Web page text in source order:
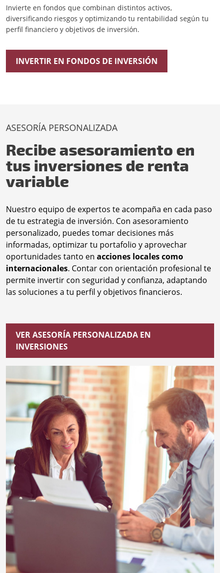
Invierte en fondos que combinan distintos activos,
diversificando riesgos y optimizando tu rentabilidad según tu
perfil financiero y objetivos de inversión.
INVERTIR EN FONDOS DE INVERSIÓN
ASESORÍA PERSONALIZADA
Recibe asesoramiento en
tus inversiones de renta
variable
Nuestro equipo de expertos te acompaña en cada paso
de tu estrategia de inversión. Con asesoramiento
personalizado, puedes tomar decisiones más
informadas, optimizar tu portafolio y aprovechar
oportunidades tanto en acciones locales como
internacionales. Contar con orientación profesional te
permite invertir con seguridad y confianza, adaptando
las soluciones a tu perfil y objetivos financieros.
VER ASESORÍA PERSONALIZADA EN
INVERSIONES